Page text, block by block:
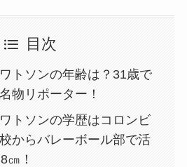
目次
トソンの年齢は？31歳で
物リポーター！
トソンの学歴はコロンビ
からバレーボール部で活
㎝！